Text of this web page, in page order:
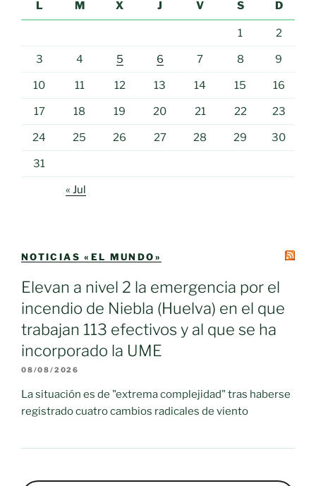
L
M X J V S D
1 2
3 4 5 6 7 8 9
10 11 12 13 14 15 16
17 18 19 20 21 22 23
24 25 26 27 28 29 30
31
« Jul
NOTICIAS «EL MUNDO»
Elevan a nivel 2 la emergencia por el
incendio de Niebla (Huelva) en el que
trabajan 113 efectivos y al que se ha
incorporado la UME
08/08/2026
La situación es de "extrema complejidad" tras haberse
registrado cuatro cambios radicales de viento